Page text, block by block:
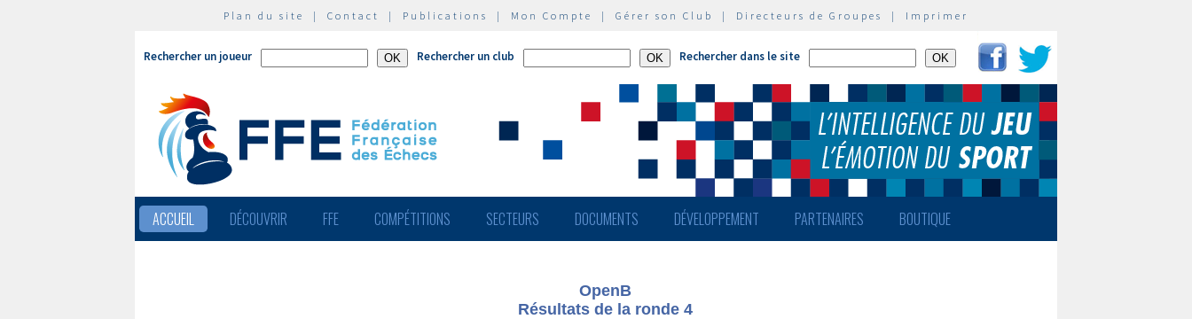
Plan du site | Contact | Publications | Mon Compte | Gérer son Club | Directeurs de Groupes | Imprimer
Rechercher un joueur Rechercher un club Rechercher dans le site
ACCUEIL DÉCOUVRIR FFE COMPÉTITIONS SECTEURS DOCUMENTS DÉVELOPPEMENT PARTENAIRES BOUTIQUE
OpenB
Résultats de la ronde 4